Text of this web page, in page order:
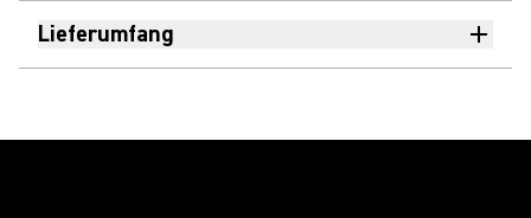
Lieferumfang